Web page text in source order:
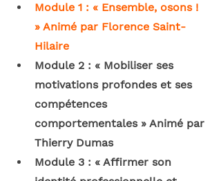
Module 1 : « Ensemble, osons !
» Animé par Florence Saint-
Hilaire
Module 2 : « Mobiliser ses
motivations profondes et ses
compétences
comportementales » Animé par
Thierry Dumas
Module 3 : « Affirmer son